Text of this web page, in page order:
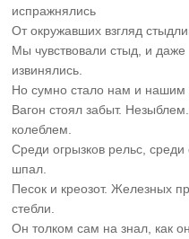
испражнялись
От окружавших взгляд
Мы чувствовали стыд, и даже
извинялись.
Но сумно стало нам и нашим
Вагон стоял забыт.
колеблем.
Среди огрызков рельс, среди
шпал.
Песок и креозот. Железных
стебли.
Он толком сам на знал, как